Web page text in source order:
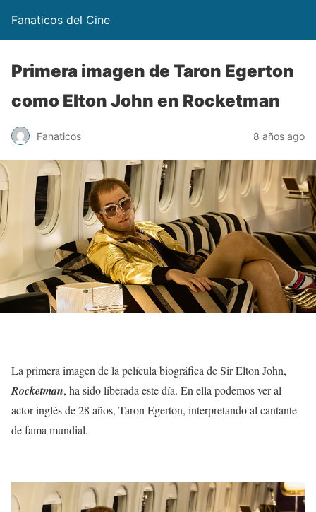
Fanaticos del Cine
Primera imagen de Taron Egerton
como Elton John en Rocketman
Fanaticos 8 años ago
La primera imagen de la película biográfica de Sir Elton John,
Rocketman, ha sido liberada este día. En ella podemos ver al
actor inglés de 28 años, Taron Egerton, interpretando al cantante
de fama mundial.